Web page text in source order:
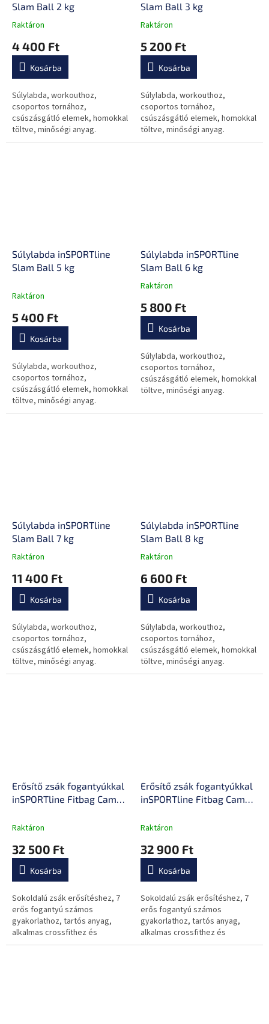
Slam Ball 2 kg
A
átlagos
értékelése
0,0
csillag.
Raktáron
4 400 Ft
Kosárba
Súlylabda, workouthoz,
csoportos tornához,
csúszásgátló elemek, homokkal
töltve, minőségi anyag.
Slam Ball 3 kg
A
átlagos
értékelése
0,0
csillag.
Raktáron
5 200 Ft
Kosárba
Súlylabda, workouthoz,
csoportos tornához,
csúszásgátló elemek, homokkal
töltve, minőségi anyag.
Súlylabda inSPORTline
Slam Ball 5 kg
Raktáron
5 400 Ft
Kosárba
Súlylabda, workouthoz,
csoportos tornához,
csúszásgátló elemek, homokkal
töltve, minőségi anyag.
Súlylabda inSPORTline
Slam Ball 6 kg
A
átlagos
értékelése
0,0
csillag.
Raktáron
5 800 Ft
Kosárba
Súlylabda, workouthoz,
csoportos tornához,
csúszásgátló elemek, homokkal
töltve, minőségi anyag.
Súlylabda inSPORTline
Slam Ball 7 kg
A
átlagos
értékelése
0,0
csillag.
Raktáron
11 400 Ft
Kosárba
Súlylabda, workouthoz,
csoportos tornához,
csúszásgátló elemek, homokkal
töltve, minőségi anyag.
Súlylabda inSPORTline
Slam Ball 8 kg
A
átlagos
értékelése
0,0
csillag.
Raktáron
6 600 Ft
Kosárba
Súlylabda, workouthoz,
csoportos tornához,
csúszásgátló elemek, homokkal
töltve, minőségi anyag.
Erősítő zsák fogantyúkkal
inSPORTline Fitbag Camu
Raktáron
32 500 Ft
Kosárba
Sokoldalú zsák erősítéshez, 7
erős fogantyú számos
gyakorlathoz, tartós anyag,
alkalmas crossfithez és
köredzéshez.
Erősítő zsák fogantyúkkal
inSPORTline Fitbag Camu
Raktáron
32 900 Ft
Kosárba
Sokoldalú zsák erősítéshez, 7
erős fogantyú számos
gyakorlathoz, tartós anyag,
alkalmas crossfithez és
köredzéshez.